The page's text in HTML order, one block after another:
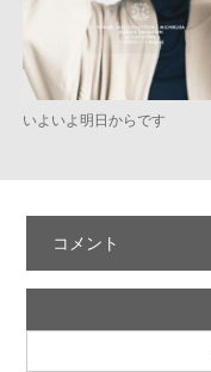
いよいよ明日からです
コメント